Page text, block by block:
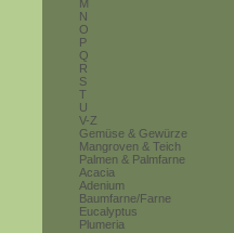
M
N
O
P
Q
R
S
T
U
V-Z
Gemüse & Gewürze
Mangroven & Teich
Palmen & Palmfarne
Acacia
Adenium
Baumfarne/Farne
Eucalyptus
Plumeria